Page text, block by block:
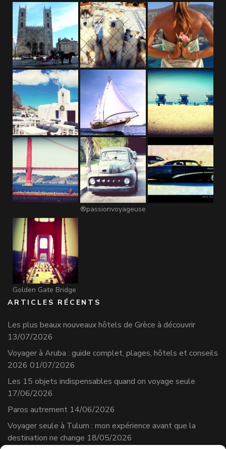
®passionvoyageuse
Golden Gate Bridge
ARTICLES RÉCENTS
Les plus beaux nouveaux hôtels de Grèce à découvrir
13/07/2026
Voyager à Aruba : guide complet, plages, hôtels et conseils
2026 01/07/2026
Les 15 objets indispensables quand on voyage seule
17/06/2026
Paros autrement 14/06/2026
Voyager seule à Tulum : mon expérience avant que la
destination ne change 18/05/2026